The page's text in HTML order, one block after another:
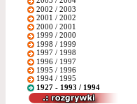
2002 / 2003
2001 / 2002
2000 / 2001
1999 / 2000
1998 / 1999
1997 / 1998
1996 / 1997
1995 / 1996
1994 / 1995
1927 - 1993 / 1994